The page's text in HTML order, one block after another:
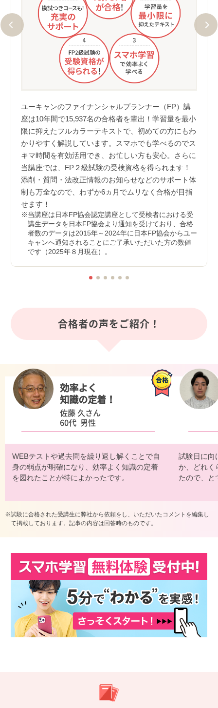
ユーキャンのファイナンシャルプランナー（FP）講
座は10年間で15,937名の合格者を輩出！学習量を最小
限に抑えたフルカラーテキストで、初めての方にもわ
かりやすく解説しています。スマホでも学べるのでス
キマ時間を有効活用でき、お忙しい方も安心。さらに
当講座では、FP２級試験の受検資格を得られます！
添削・質問・法改正情報のお知らせなどのサポート体
制も万全なので、わずか6ヵ月でムリなく合格が目指
せます！
当講座は日本FP協会認定講座として受検者における受
講生データを日本FP協会より通知を受けており、合格
者数のデータは2015年～2024年に日本FP協会からユー
キャンへ通知されることにご了承いただいた方の数値
です（2025年８月現在）。
合格者の声をご紹介！
効率よく
知識の定着！
佐藤 久さん
60代 男性
WEBテストや過去問を繰り返し解くことで自
身の弱点が明確になり、効率よく知識の定着
を図れたことが特によかったです。
試験日に向
か、どれく
たので、と
試験に合格された受講生に弊社から依頼をし、いただいたコメントを編集し
て掲載しております。記事の内容は回答時のものです。